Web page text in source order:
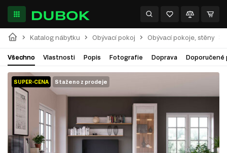
Katalog nábytku Obývací pokoj Obývací pokoje, stěny
Všechno Vlastnosti Popis Fotografie Doprava Doporučené
SUPER-CENA Staženo z prodeje